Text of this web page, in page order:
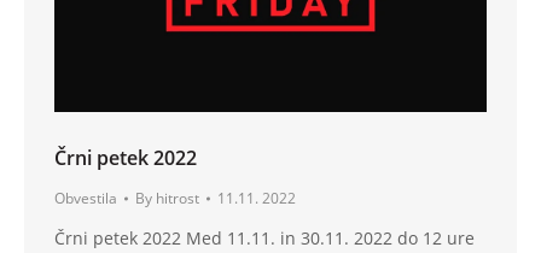
Črni petek 2022
Obvestila By hitrost 11.11. 2022
Črni petek 2022 Med 11.11. in 30.11. 2022 do 12 ure